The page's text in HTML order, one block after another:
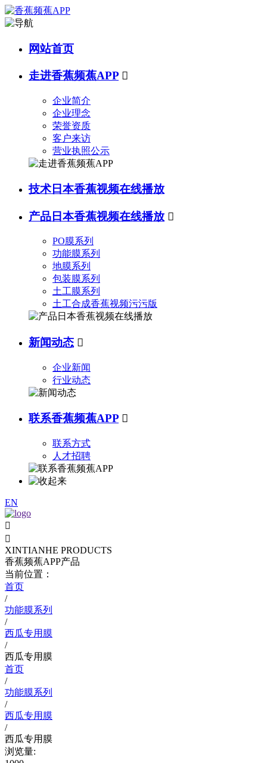
网站首页
走进香蕉频蕉APP 
企业简介
企业理念
荣誉资质
客户来访
营业执照公示
技术日本香蕉视频在线播放
产品日本香蕉视频在线播放 
PO膜系列
功能膜系列
地膜系列
包装膜系列
土工膜系列
土工合成香蕉视频污污版
新闻动态 
企业新闻
行业动态
联系香蕉频蕉APP 
联系方式
人才招聘
EN


XINTIANHE PRODUCTS
香蕉频蕉APP产品
当前位置：
首页
/
功能膜系列
/
西瓜专用膜
/
西瓜专用膜
首页
/
功能膜系列
/
西瓜专用膜
/
西瓜专用膜
浏览量: